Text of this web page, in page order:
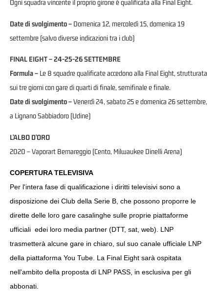
Ogni squadra vincente il proprio girone è qualificata alla Final Eight.
Date di svolgimento – Domenica 12, mercoledì 15, domenica 19
settembre (salvo diverse indicazioni tra i club)
FINAL EIGHT – 24-25-26 SETTEMBRE
Formula – Le 8 squadre qualificate accedono alla Final Eight, strutturata
sui tre giorni con gare di quarti di finale, semifinale e finale.
Date di svolgimento –Venerdì 24, sabato 25 e domenica 26 settembre,
a Lignano Sabbiadoro (Udine)
L’ALBO D’ORO
2020 – Vaporart Bernareggio (Cento, Milwaukee Dinelli Arena)
COPERTURA TELEVISIVA
Per l'intera fase di qualificazione i diritti televisivi sono a
disposizione dei Club della Serie B, che possono proporre le
dirette delle loro gare casalinghe sulle proprie piattaforme
ufficiali edei loro media partner (DTT, sat, web). LNP
trasmetterà alcune gare in chiaro, sul suo canale ufficiale LNP
della piattaforma You Tube. La Final Eight sarà ospitata
nell'ambito della proposta di LNP PASS, in esclusiva per gli
abbonati.